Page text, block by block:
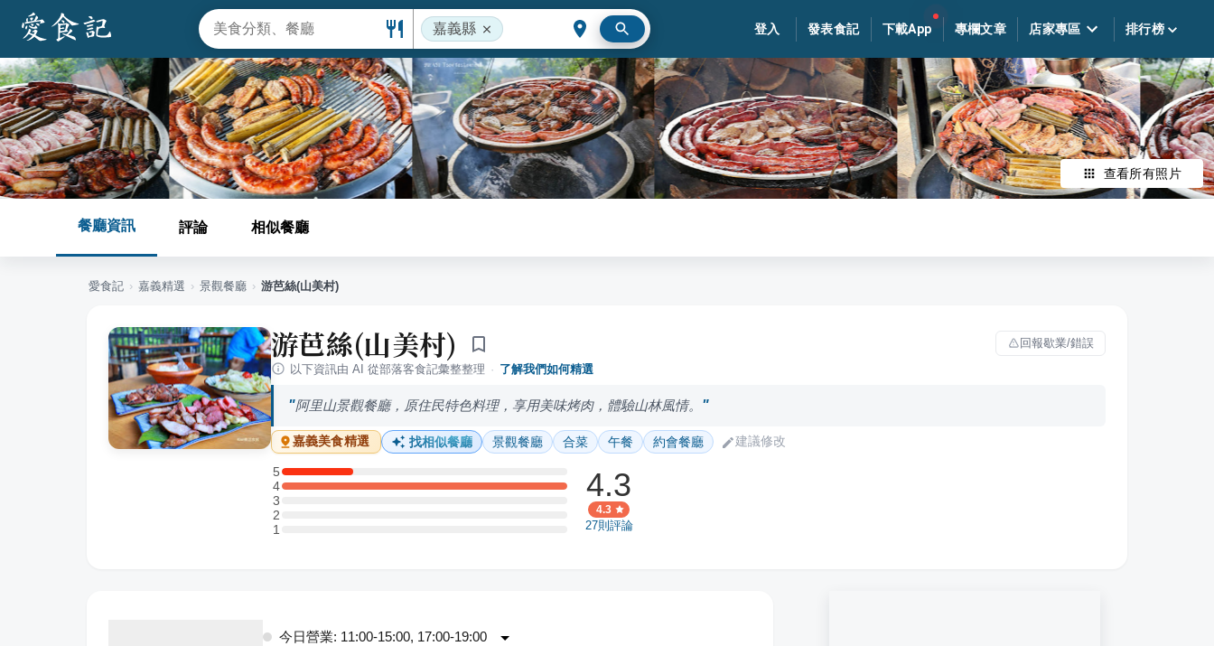
嘉義縣 登入 發表食記 下載App 專欄文章 店家專區 排行榜
查看所有照片
餐廳資訊 評論 相似餐廳
愛食記 › 嘉義精選 › 景觀餐廳 › 游芭絲(山美村)
游芭絲(山美村)
回報歇業/錯誤
以下資訊由 AI 從部落客食記彙整整理 · 了解我們如何精選
阿里山景觀餐廳，原住民特色料理，享用美味烤肉，體驗山林風情。
嘉義美食精選 找相似餐廳 景觀餐廳 合菜 午餐 約會餐廳 建議修改
5
5 星：2 則評論
4
4 星：8 則評論
3
3 星：0 則評論
2
2 星：0 則評論
11 星：0 則評論
4.3
4.3
27則評論
今日營業: 11:00-15:00, 17:00-19:00